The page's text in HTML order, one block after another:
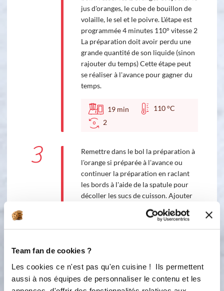
Team fan de cookies ?
Les cookies ce n'est pas qu'en cuisine ! Ils permettent
aussi à nos équipes de personnaliser le contenu et les
jus d'oranges, le cube de bouillon de
volaille, le sel et le poivre. L'étape est
programmée 4 minutes 110° vitesse 2
La préparation doit avoir perdu une
grande quantité de son liquide (sinon
rajouter du temps) Cette étape peut
se réaliser à l'avance pour gagner du
temps.
19 min
110 °C
2
3
Remettre dans le bol la préparation à
l'orange si préparée à l'avance ou
continuer la préparation en raclant
les bords à l'aide de la spatule pour
décoller les sucs de cuisson. Ajouter
Couper le beurre froid en petits